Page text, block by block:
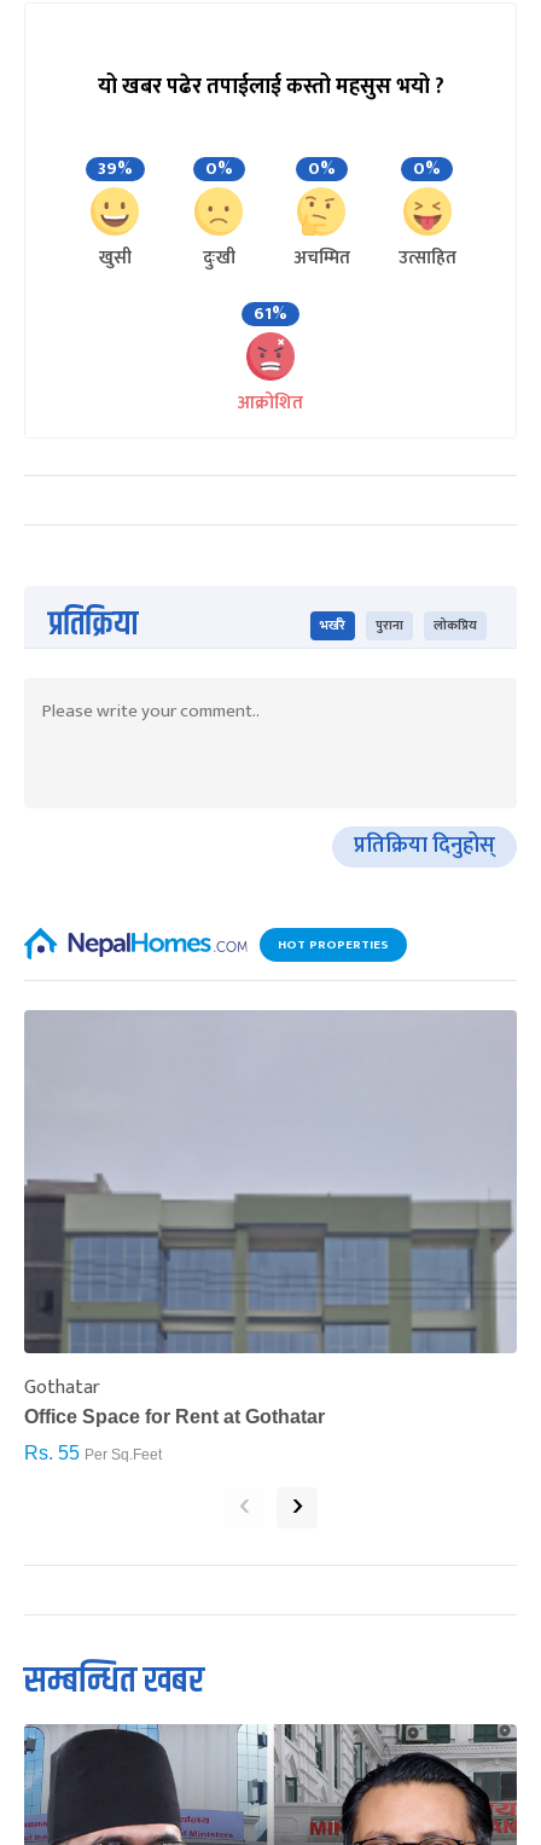
यो खबर पढेर तपाईलाई कस्तो महसुस भयो ?
39%
खुसी
0%
दुःखी
0%
अचम्मित
0%
उत्साहित
61%
आक्रोशित
प्रतिक्रिया भर्खरै पुराना लोकप्रिय
प्रतिक्रिया दिनुहोस्
HOT PROPERTIES
Gothatar
Office Space for Rent at Gothatar
Rs. 55 Per Sq.Feet
‹ ›
सम्बन्धित खबर